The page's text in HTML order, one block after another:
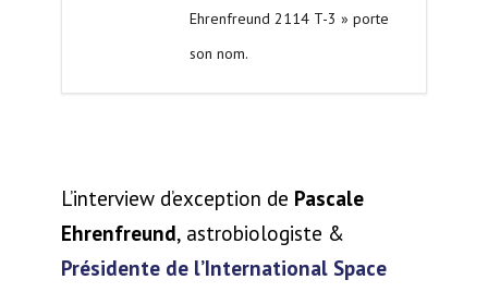
Ehrenfreund 2114 T-3 » porte
son nom.
L’interview d’exception de Pascale
Ehrenfreund, astrobiologiste &
Présidente de l’International Space